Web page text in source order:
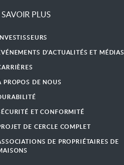
PLUS
D’ACTUALITÉS ET MÉDIAS
PROPOS DE NOUS
ET CONFORMITÉ
DE CERCLE COMPLET
DE PROPRIÉTAIRES DE